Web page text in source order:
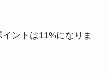
ントは11%になりま